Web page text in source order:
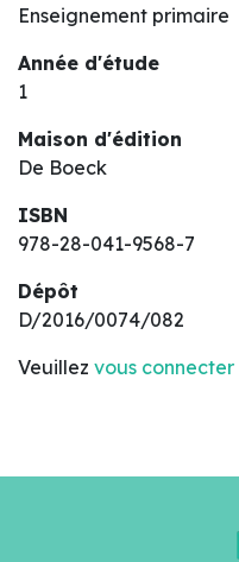
Enseignement primaire
Année d'étude
1
Maison d'édition
De Boeck
ISBN
978-28-041-9568-7
Dépôt
D/2016/0074/082
Veuillez vous connecter